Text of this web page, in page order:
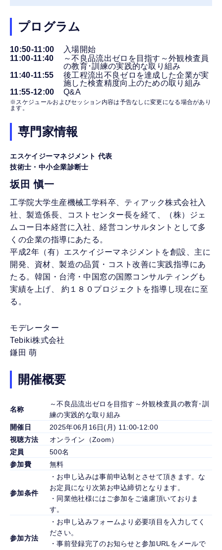
プログラム
10:50-11:00
入場開始
11:00-11:40
～不良品流出ゼロを目指す～外観検査員
の教育･訓練の実践的な取り組み
11:40-11:55
後工程流出不良ゼロを達成した企業が実
施した検査精度向上のための取り組み
11:55-12:00
Q&A
※スケジュールおよびセッション内容は予告なしに変更になる場合があり
ます。
専門家情報
エスケイジーマネジメント 代表
技術士・中小企業診断士
坂田 愼一
工学院大学生産機械工学科卒、ティアック株式会社入
社、製造係長、コストセンター長を経て、（株）ジェ
ムコー日本経営に入社、経営コンサルタントとして多
くの企業の指導にあたる。
平成2年（有）エスケイジーマネジメントを創設、主に
開発、資材、製造の品質・コスト改善に実践指導にあ
たる。韓国・台湾・中国窓の国際コンサルティングも
実績を上げ、 約１８０プロジェクトを指導し現在に至
る。
モデレーター
Tebiki株式会社
鎌田 萌
開催概要
名称
～不良品流出ゼロを目指す～外観検査員の教育･訓
練の実践的な取り組み
開催日
2025年06月16日(月) 11:00-12:00
視聴方法
オンライン（Zoom）
定員
500名
参加費
無料
参加条件
・お申し込みは事前申込制とさせて頂きます。な
お定員になり次第お申込締切となります。
・同業他社様にはご参加をご遠慮頂いておりま
す。
参加方法
・お申し込みフォームより必要項目を入力してく
ださい。
・事前登録完了のお知らせと参加URLをメールで